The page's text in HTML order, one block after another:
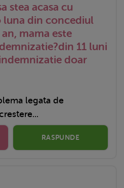
stea acasa cu
din concediul
mama este
11 luni
doar
legata de
RASPUNDE